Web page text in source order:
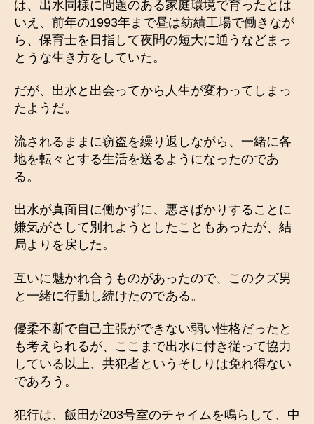
は、出水同様に問題のある家庭環境で育ったとは
いえ、前年の1993年まで昼は紡績工場で働きなが
ら、保育士を目指して夜間の短大に通うなどまっ
とうな生き方をしていた。
だが、出水と出会ってから人生が変わってしまっ
たようだ。
流されるままに窃盗を繰り返しながら、一緒に各
地を転々とする生活を送るようになったのであ
る。
出水が真面目に働かずに、悪さばかりすることに
嫌気がさして別れようとしたこともあったが、結
局よりを戻した。
互いに魅かれ合うものがあったので、このクズ男
と一緒に行動し続けたのである。
優柔不断で自己主張ができない弱い性格だったと
も考えられるが、ここまで出水に付き従って協力
している以上、共犯者というそしりは免れ得ない
であろう。
犯行は、飯田が203号室のチャイムを鳴らして、中